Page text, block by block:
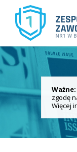
Ważne:
zgodę
Więcej